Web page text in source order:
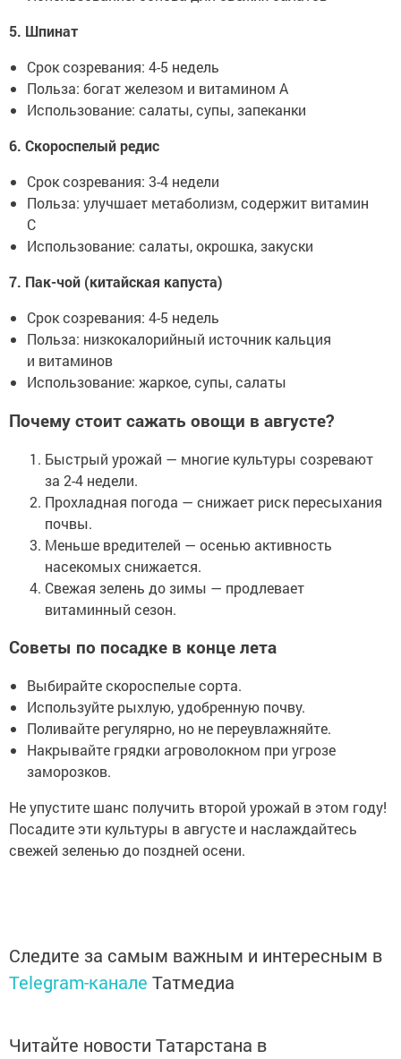
5. Шпинат
Срок созревания: 4-5 недель
Польза: богат железом и витамином A
Использование: салаты, супы, запеканки
6. Скороспелый редис
Срок созревания: 3-4 недели
Польза: улучшает метаболизм, содержит витамин
C
Использование: салаты, окрошка, закуски
7. Пак-чой (китайская капуста)
Срок созревания: 4-5 недель
Польза: низкокалорийный источник кальция
и витаминов
Использование: жаркое, супы, салаты
Почему стоит сажать овощи в августе?
Быстрый урожай — многие культуры созревают
за 2-4 недели.
Прохладная погода — снижает риск пересыхания
почвы.
Меньше вредителей — осенью активность
насекомых снижается.
Свежая зелень до зимы — продлевает
витаминный сезон.
Советы по посадке в конце лета
Выбирайте скороспелые сорта.
Используйте рыхлую, удобренную почву.
Поливайте регулярно, но не переувлажняйте.
Накрывайте грядки агроволокном при угрозе
заморозков.
Не упустите шанс получить второй урожай в этом году!
Посадите эти культуры в августе и наслаждайтесь
свежей зеленью до поздней осени.
Следите за самым важным и интересным в
Telegram-канале Татмедиа
Читайте новости Татарстана в